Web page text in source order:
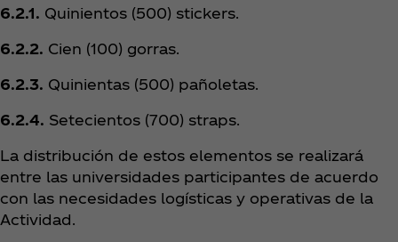
6.2.1. Quinientos (500) stickers.
6.2.2. Cien (100) gorras.
6.2.3. Quinientas (500) pañoletas.
6.2.4. Setecientos (700) straps.
La distribución de estos elementos se realizará
entre las universidades participantes de acuerdo
con las necesidades logísticas y operativas de la
Actividad.